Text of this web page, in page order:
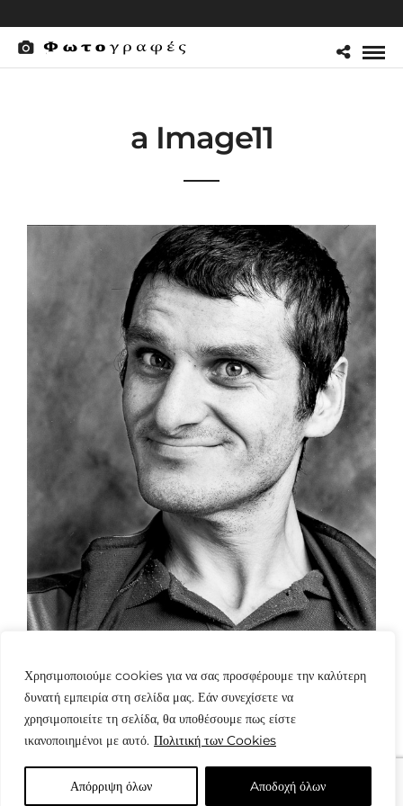
Χρησιμοποιούμε cookies για να σας προσφέρουμε την καλύτερη
δυνατή εμπειρία στη σελίδα μας. Εάν συνεχίσετε να
χρησιμοποιείτε τη σελίδα, θα υποθέσουμε πως είστε
ικανοποιημένοι με αυτό. Πολιτική των Cookies
Απόρριψη όλων Aποδοχή όλων
a Image11
© Copyright: www.fotografes.gr - Δαμιανός Μωραΐτης